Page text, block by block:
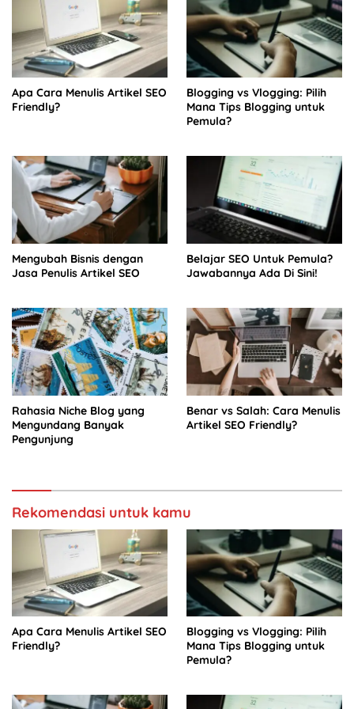
Apa Cara Menulis Artikel SEO
Friendly?
Blogging vs Vlogging: Pilih
Mana Tips Blogging untuk
Pemula?
Mengubah Bisnis dengan
Jasa Penulis Artikel SEO
Belajar SEO Untuk Pemula?
Jawabannya Ada Di Sini!
Rahasia Niche Blog yang
Mengundang Banyak
Pengunjung
Benar vs Salah: Cara Menulis
Artikel SEO Friendly?
Rekomendasi untuk kamu
Apa Cara Menulis Artikel SEO
Friendly?
Blogging vs Vlogging: Pilih
Mana Tips Blogging untuk
Pemula?